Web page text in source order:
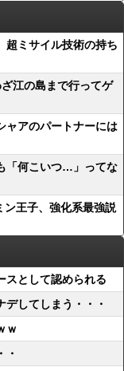
超ミサイル技術の持ち
江の島まで行ってゲ
ャアのパートナーには
「何こいつ…」ってな
ン王子、強化系最強説
スとして認められる
してしまう・・・
ｗ
・